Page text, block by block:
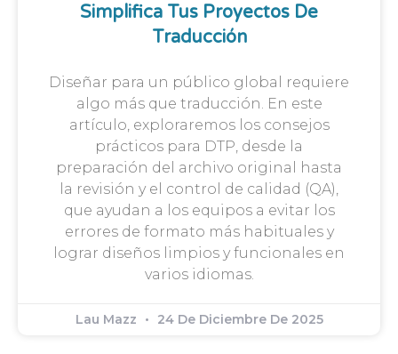
Simplifica Tus Proyectos De
Traducción
Diseñar para un público global requiere
algo más que traducción. En este
artículo, exploraremos los consejos
prácticos para DTP, desde la
preparación del archivo original hasta
la revisión y el control de calidad (QA),
que ayudan a los equipos a evitar los
errores de formato más habituales y
lograr diseños limpios y funcionales en
varios idiomas.
Lau Mazz 24 De Diciembre De 2025